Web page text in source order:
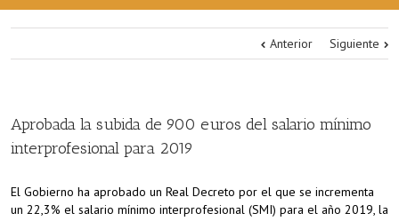
Anterior Siguiente
Aprobada la subida de 900 euros del salario mínimo
interprofesional para 2019
El Gobierno ha aprobado un Real Decreto por el que se incrementa
un 22,3% el salario mínimo interprofesional (SMI) para el año 2019, la